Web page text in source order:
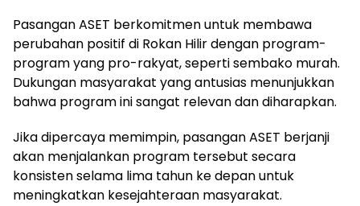
Pasangan ASET berkomitmen untuk membawa
perubahan positif di Rokan Hilir dengan program-
program yang pro-rakyat, seperti sembako murah.
Dukungan masyarakat yang antusias menunjukkan
bahwa program ini sangat relevan dan diharapkan.
Jika dipercaya memimpin, pasangan ASET berjanji
akan menjalankan program tersebut secara
konsisten selama lima tahun ke depan untuk
meningkatkan kesejahteraan masyarakat.